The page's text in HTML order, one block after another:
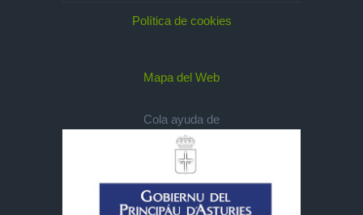
Política de cookies
Mapa del Web
Cola ayuda de